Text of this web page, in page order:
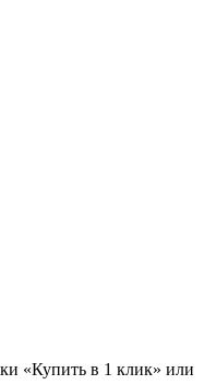
«Купить в 1 клик» или